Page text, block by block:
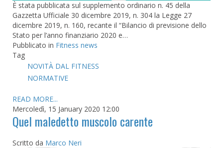
È stata pubblicata sul supplemento ordinario n. 45 della
Gazzetta Ufficiale 30 dicembre 2019, n. 304 la Legge 27
dicembre 2019, n. 160, recante il “Bilancio di previsione dello
Stato per l’anno finanziario 2020 e…
Pubblicato in Fitness news
Tag
NOVITÀ DAL FITNESS
NORMATIVE
READ MORE...
Mercoledì, 15 January 2020 12:00
Quel maledetto muscolo carente
Scritto da Marco Neri